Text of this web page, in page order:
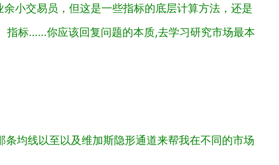
小交易员，但这是一些指标的底层计算方法，还是
指标……你应该回复问题的本质,去学习研究市场最本
均线以至以及维加斯隐形通道来帮我在不同的市场